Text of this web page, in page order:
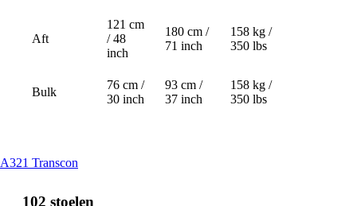
Aft
121 cm
/ 48
inch
180 cm /
71 inch
158 kg /
350 lbs
Bulk
76 cm /
30 inch
93 cm /
37 inch
158 kg /
350 lbs
A321 Transcon
102 stoelen